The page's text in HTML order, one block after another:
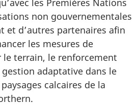
non gouvernementales
et d’autres partenaires afin
les mesures de
terrain, le renforcement
adaptative dans le
calcaires de la